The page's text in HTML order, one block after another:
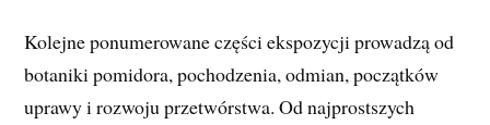
Kolejne ponumerowane części ekspozycji prowadzą od
botaniki pomidora, pochodzenia, odmian, początków
uprawy i rozwoju przetwórstwa. Od najprostszych